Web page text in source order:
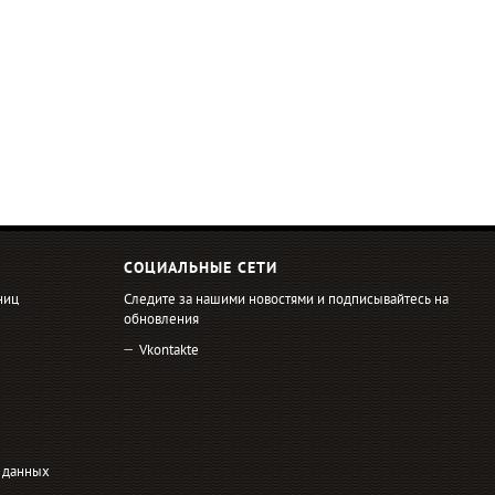
данных
СОЦИАЛЬНЫЕ СЕТИ
Следите за нашими новостями и подписывайтесь на
обновления
Vkontakte